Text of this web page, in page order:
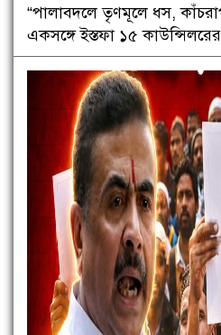
“পালাবদলে তৃণমূলে ধস,
একসঙ্গে ইস্তফা ১৫